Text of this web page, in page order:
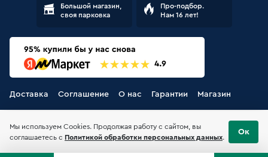
Большой магазин,
своя парковка
Про-подбор.
Нам 16 лет!
Доставка Соглашение О нас Гарантии Магазин
Мы используем Cookies. Продолжая работу с сайтом, вы
соглашаетесь с Политикой обработки персональных данных.
Ок